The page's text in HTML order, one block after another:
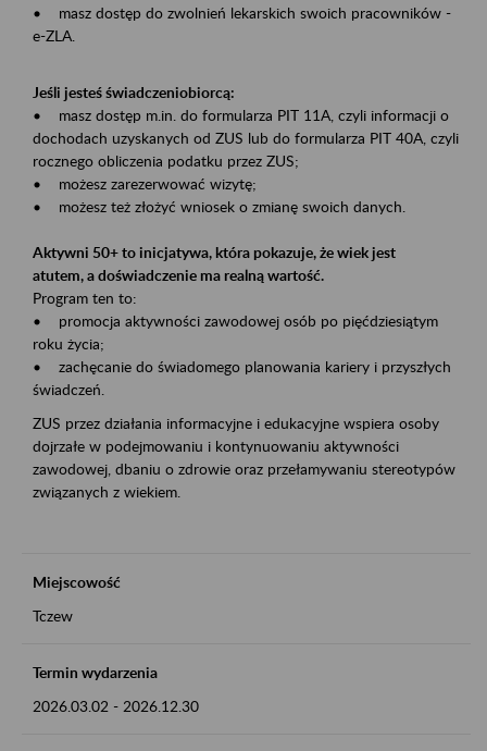
• masz dostęp do zwolnień lekarskich swoich pracowników -
e-ZLA.
Jeśli jesteś świadczeniobiorcą:
• masz dostęp m.in. do formularza PIT 11A, czyli informacji o
dochodach uzyskanych od ZUS lub do formularza PIT 40A, czyli
rocznego obliczenia podatku przez ZUS;
• możesz zarezerwować wizytę;
• możesz też złożyć wniosek o zmianę swoich danych.
Aktywni 50+ to inicjatywa, która pokazuje, że wiek jest
atutem, a doświadczenie ma realną wartość.
Program ten to:
• promocja aktywności zawodowej osób po pięćdziesiątym
roku życia;
• zachęcanie do świadomego planowania kariery i przyszłych
świadczeń.
ZUS przez działania informacyjne i edukacyjne wspiera osoby
dojrzałe w podejmowaniu i kontynuowaniu aktywności
zawodowej, dbaniu o zdrowie oraz przełamywaniu stereotypów
związanych z wiekiem.
Miejscowość
Tczew
Termin wydarzenia
2026.03.02 - 2026.12.30